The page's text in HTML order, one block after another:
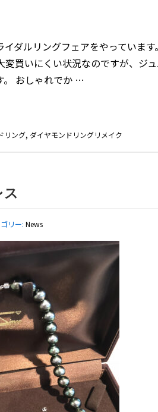
イダルリングフェアをやっていま
買いにくい状況なのですが、ジ
。 おしゃれでか …
リング, ダイヤモンドリングリメイク
レス
リー: News